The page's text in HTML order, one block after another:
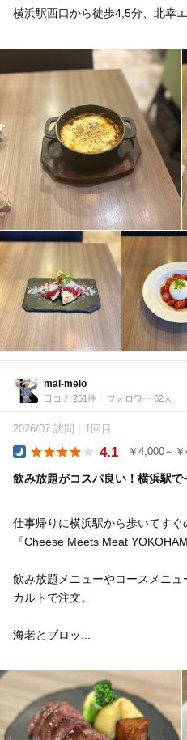
横浜駅西口から徒歩4,5分、北幸
mal-melo
口コミ 251件 フォロワー 62人
2026/07 訪問 1回目
4.1 ￥4,000～
飲み放題がコスパ良い！横浜駅で
仕事帰りに横浜駅から歩いてすぐ
『Cheese Meets Meat
飲み放題メニューやコースメニ
カルトで注文。
海老とブロッ...